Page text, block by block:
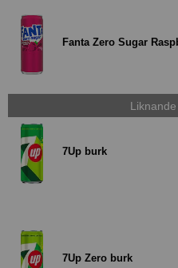
Fanta Zero Sugar
7Up burk
7Up Zero burk